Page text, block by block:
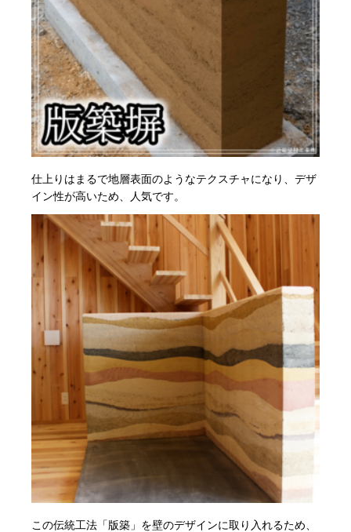
仕上りはまるで地層表面のようなテクスチャになり、デザ
イン性が高いため、人気です。
この伝統工法「版築」を壁のデザインに取り入れるため、